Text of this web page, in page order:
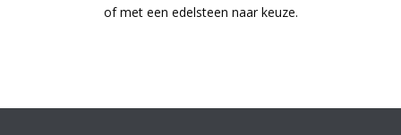
of met een edelsteen naar keuze.